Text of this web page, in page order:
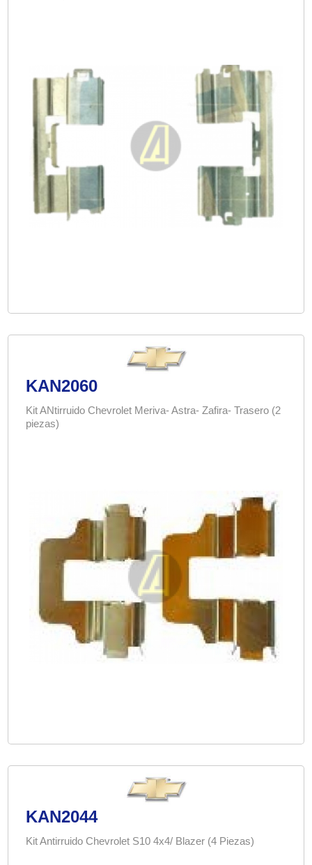
KAN2060
Kit ANtirruido Chevrolet Meriva- Astra- Zafira- Trasero (2
piezas)
KAN2044
Kit Antirruido Chevrolet S10 4x4/ Blazer (4 Piezas)